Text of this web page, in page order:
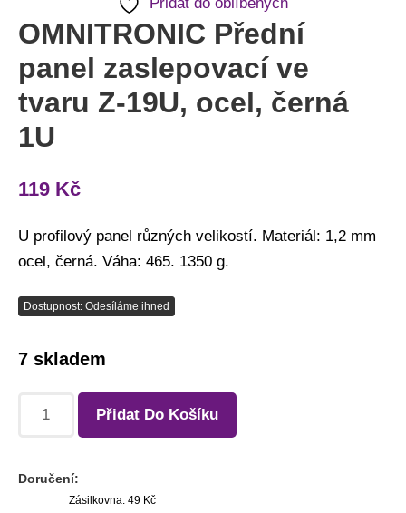
OMNITRONIC Přední
panel zaslepovací ve
tvaru Z-19U, ocel, černá
1U
119 Kč
U profilový panel různých velikostí. Materiál: 1,2 mm
ocel, černá. Váha: 465. 1350 g.
Dostupnost: Odesíláme ihned
7 skladem
Přidat Do Košíku
Doručení:
Zásilkovna: 49 Kč